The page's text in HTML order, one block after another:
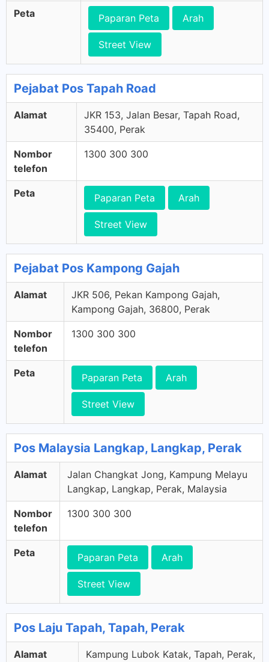
Peta Paparan Peta Arah
Street View
Pejabat Pos Tapah Road
Alamat
JKR 153, Jalan Besar, Tapah Road,
35400, Perak
Nombor
telefon
1300 300 300
Peta Paparan Peta Arah
Street View
Pejabat Pos Kampong Gajah
Alamat
JKR 506, Pekan Kampong Gajah,
Kampong Gajah, 36800, Perak
Nombor
telefon
1300 300 300
Peta Paparan Peta Arah
Street View
Pos Malaysia Langkap, Langkap, Perak
Alamat
Jalan Changkat Jong, Kampung Melayu
Langkap, Langkap, Perak, Malaysia
Nombor
telefon
1300 300 300
Peta Paparan Peta Arah
Street View
Pos Laju Tapah, Tapah, Perak
Alamat
Kampung Lubok Katak, Tapah, Perak,